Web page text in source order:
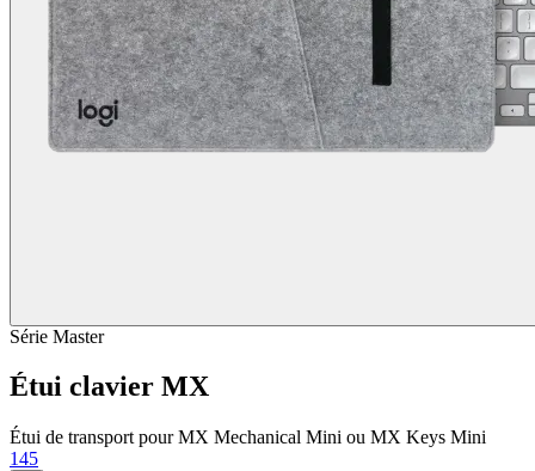
Série Master
Étui clavier MX
Étui de transport pour MX Mechanical Mini ou MX Keys Mini
145